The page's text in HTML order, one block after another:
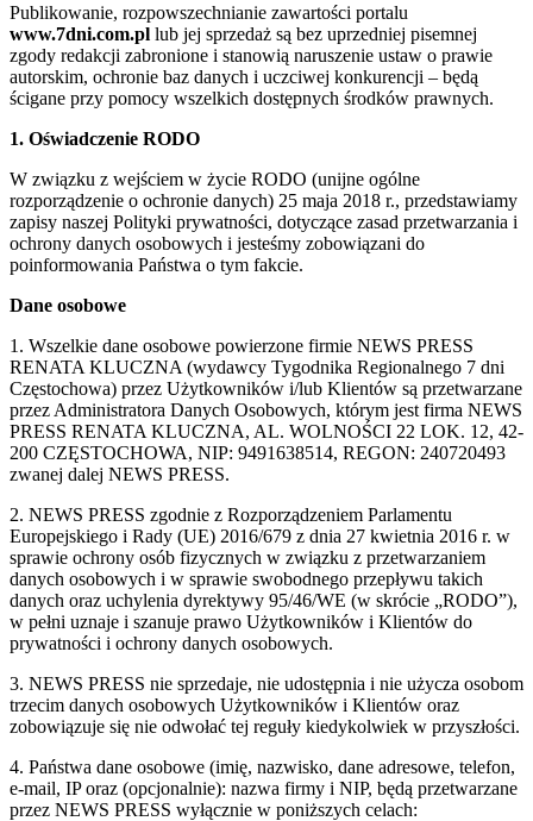
Publikowanie, rozpowszechnianie zawartości portalu
www.7dni.com.pl lub jej sprzedaż są bez uprzedniej pisemnej
zgody redakcji zabronione i stanowią naruszenie ustaw o prawie
autorskim, ochronie baz danych i uczciwej konkurencji – będą
ścigane przy pomocy wszelkich dostępnych środków prawnych.
1. Oświadczenie RODO
W związku z wejściem w życie RODO (unijne ogólne
rozporządzenie o ochronie danych) 25 maja 2018 r., przedstawiamy
zapisy naszej Polityki prywatności, dotyczące zasad przetwarzania i
ochrony danych osobowych i jesteśmy zobowiązani do
poinformowania Państwa o tym fakcie.
Dane osobowe
1. Wszelkie dane osobowe powierzone firmie NEWS PRESS
RENATA KLUCZNA (wydawcy Tygodnika Regionalnego 7 dni
Częstochowa) przez Użytkowników i/lub Klientów są przetwarzane
przez Administratora Danych Osobowych, którym jest firma NEWS
PRESS RENATA KLUCZNA, AL. WOLNOŚCI 22 LOK. 12, 42-
200 CZĘSTOCHOWA, NIP: 9491638514, REGON: 240720493
zwanej dalej NEWS PRESS.
2. NEWS PRESS zgodnie z Rozporządzeniem Parlamentu
Europejskiego i Rady (UE) 2016/679 z dnia 27 kwietnia 2016 r. w
sprawie ochrony osób fizycznych w związku z przetwarzaniem
danych osobowych i w sprawie swobodnego przepływu takich
danych oraz uchylenia dyrektywy 95/46/WE (w skrócie „RODO”),
w pełni uznaje i szanuje prawo Użytkowników i Klientów do
prywatności i ochrony danych osobowych.
3. NEWS PRESS nie sprzedaje, nie udostępnia i nie użycza osobom
trzecim danych osobowych Użytkowników i Klientów oraz
zobowiązuje się nie odwołać tej reguły kiedykolwiek w przyszłości.
4. Państwa dane osobowe (imię, nazwisko, dane adresowe, telefon,
e-mail, IP oraz (opcjonalnie): nazwa firmy i NIP, będą przetwarzane
przez NEWS PRESS wyłącznie w poniższych celach: